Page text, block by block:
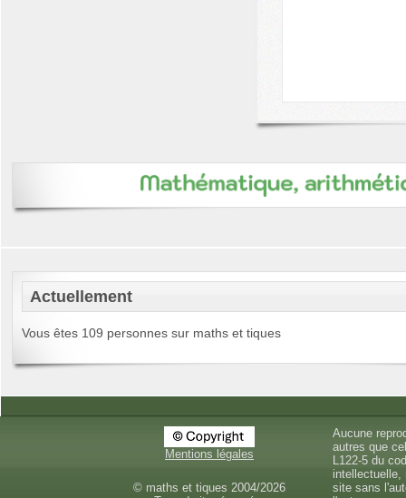
Actuellement
Vous êtes 109 personnes sur maths et tiques
Mentions légales
© maths et tiques 2004/2026
Aucune
autres que
L122-5 du
intellectuelle,
site sans